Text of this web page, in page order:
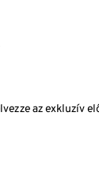
az exkluzív